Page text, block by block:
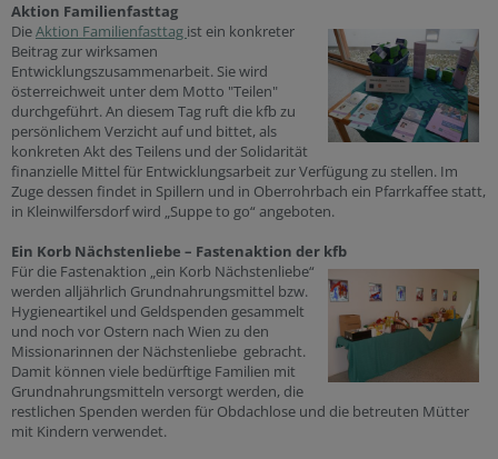
Aktion Familienfasttag
DieAktion Familienfasttag ist ein konkreter
Beitrag zur wirksamen
Entwicklungszusammenarbeit. Sie wird
österreichweit unter dem Motto "Teilen"
durchgeführt. An diesem Tag ruft die kfb zu
persönlichem Verzicht auf und bittet, als
konkreten Akt des Teilens und der Solidarität
finanzielle Mittel für Entwicklungsarbeit zur Verfügung zu stellen. Im
Zuge dessen findet in Spillern und in Oberrohrbach ein Pfarrkaffee statt,
in Kleinwilfersdorf wird „Suppe to go“ angeboten.
Ein Korb Nächstenliebe – Fastenaktion der kfb
Für die Fastenaktion „ein Korb Nächstenliebe“
werden alljährlich Grundnahrungsmittel bzw.
Hygieneartikel und Geldspenden gesammelt
und noch vor Ostern nach Wien zu den
Missionarinnen der Nächstenliebe gebracht.
Damit können viele bedürftige Familien mit
Grundnahrungsmitteln versorgt werden, die
restlichen Spenden werden für Obdachlose und die betreuten Mütter
mit Kindern verwendet.